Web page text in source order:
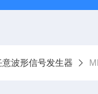
波形信号发生器